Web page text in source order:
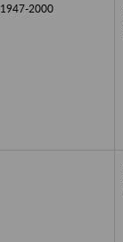
1947-2000